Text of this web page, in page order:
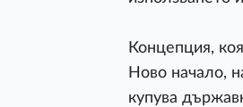
Концепция,
Ново начало,
купува